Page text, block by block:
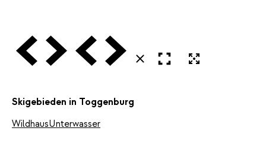
Vorige VolgendeVorige Volgende
SluitenOpen in volledig scherm
Skigebieden in Toggenburg
WildhausUnterwasser